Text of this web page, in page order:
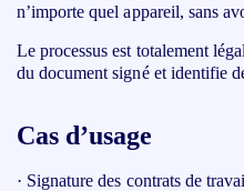
n’importe quel appareil, sans
Le processus est totalement
du document signé et identifie
Cas d’usage
· Signature des contrats de